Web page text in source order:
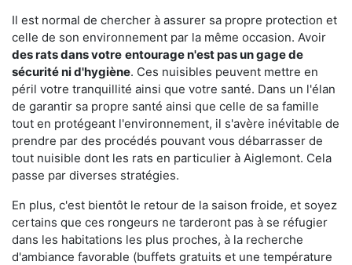
Il est normal de chercher à assurer sa propre protection et
celle de son environnement par la même occasion. Avoir
des rats dans votre entourage n'est pas un gage de
sécurité ni d'hygiène. Ces nuisibles peuvent mettre en
péril votre tranquillité ainsi que votre santé. Dans un l'élan
de garantir sa propre santé ainsi que celle de sa famille
tout en protégeant l'environnement, il s'avère inévitable de
prendre par des procédés pouvant vous débarrasser de
tout nuisible dont les rats en particulier à Aiglemont. Cela
passe par diverses stratégies.
En plus, c'est bientôt le retour de la saison froide, et soyez
certains que ces rongeurs ne tarderont pas à se réfugier
dans les habitations les plus proches, à la recherche
d'ambiance favorable (buffets gratuits et une température